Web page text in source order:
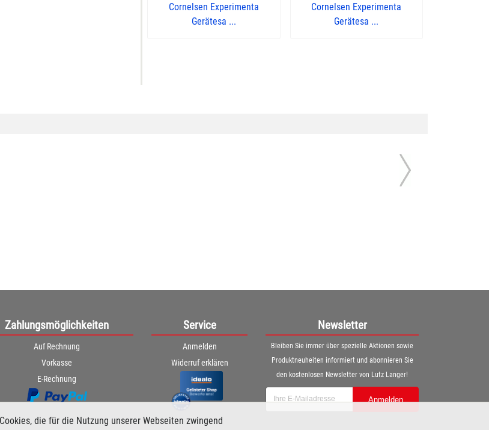
die für die Nutzung unserer Webseiten zwingend
Cornelsen Experimenta
Gerätesa ...
Cornelsen Experimenta
Gerätesa ...
Zahlungsmöglichkeiten
Auf Rechnung
Vorkasse
E-Rechnung
Service
Anmelden
Widerruf erklären
Newsletter
Bleiben Sie immer über spezielle Aktionen sowie
Produktneuheiten informiert und abonnieren Sie
den kostenlosen Newsletter von Lutz Langer!
Anmelden